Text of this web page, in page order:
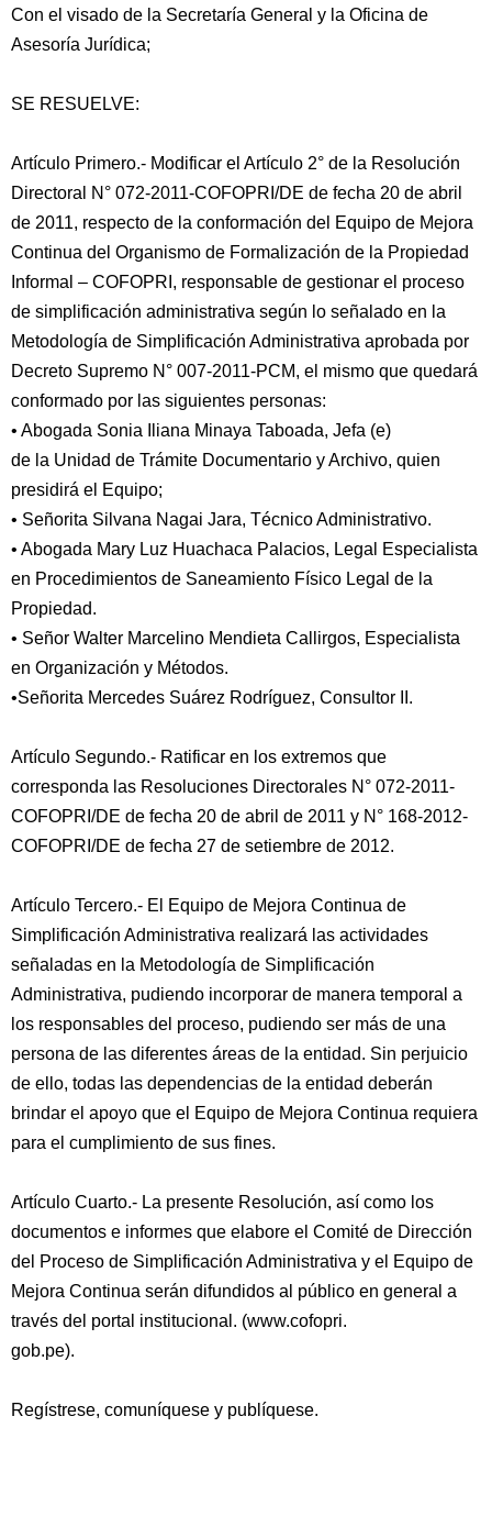
Con el visado de la Secretaría General y la Oficina de
Asesoría Jurídica;
SE RESUELVE:
Artículo Primero.- Modificar el Artículo 2° de la Resolución
Directoral N° 072-2011-COFOPRI/DE de fecha 20 de abril
de 2011, respecto de la conformación del Equipo de Mejora
Continua del Organismo de Formalización de la Propiedad
Informal – COFOPRI, responsable de gestionar el proceso
de simplificación administrativa según lo señalado en la
Metodología de Simplificación Administrativa aprobada por
Decreto Supremo N° 007-2011-PCM, el mismo que quedará
conformado por las siguientes personas:
• Abogada Sonia Iliana Minaya Taboada, Jefa (e)
de la Unidad de Trámite Documentario y Archivo, quien
presidirá el Equipo;
• Señorita Silvana Nagai Jara, Técnico Administrativo.
• Abogada Mary Luz Huachaca Palacios, Legal Especialista
en Procedimientos de Saneamiento Físico Legal de la
Propiedad.
• Señor Walter Marcelino Mendieta Callirgos, Especialista
en Organización y Métodos.
•Señorita Mercedes Suárez Rodríguez, Consultor II.
Artículo Segundo.- Ratificar en los extremos que
corresponda las Resoluciones Directorales N° 072-2011-
COFOPRI/DE de fecha 20 de abril de 2011 y N° 168-2012-
COFOPRI/DE de fecha 27 de setiembre de 2012.
Artículo Tercero.- El Equipo de Mejora Continua de
Simplificación Administrativa realizará las actividades
señaladas en la Metodología de Simplificación
Administrativa, pudiendo incorporar de manera temporal a
los responsables del proceso, pudiendo ser más de una
persona de las diferentes áreas de la entidad. Sin perjuicio
de ello, todas las dependencias de la entidad deberán
brindar el apoyo que el Equipo de Mejora Continua requiera
para el cumplimiento de sus fines.
Artículo Cuarto.- La presente Resolución, así como los
documentos e informes que elabore el Comité de Dirección
del Proceso de Simplificación Administrativa y el Equipo de
Mejora Continua serán difundidos al público en general a
través del portal institucional. (www.cofopri.
gob.pe).
Regístrese, comuníquese y publíquese.